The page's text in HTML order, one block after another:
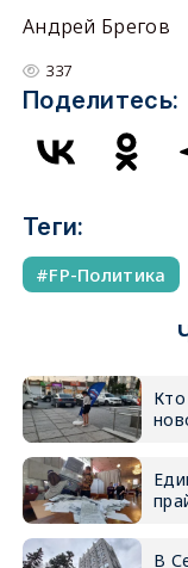
Андрей Брегов
337
Поделитесь:
Теги:
FP-Политика
В